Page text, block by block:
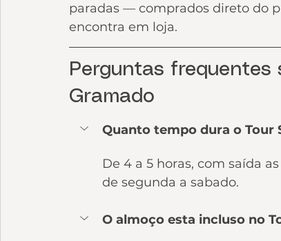
paradas — comprados direto do
encontra em loja.
Perguntas frequentes
Gramado
Quanto tempo dura o Tour
De 4 a 5 horas, com saída
de segunda a sabado.
O almoço esta incluso no